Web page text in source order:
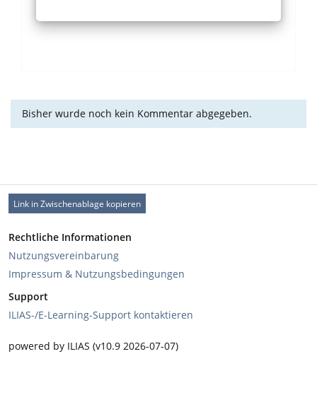
Bisher wurde noch kein Kommentar abgegeben.
Link in Zwischenablage kopieren
Rechtliche Informationen
Nutzungsvereinbarung
Impressum & Nutzungsbedingungen
Support
ILIAS-/E-Learning-Support kontaktieren
powered by ILIAS (v10.9 2026-07-07)